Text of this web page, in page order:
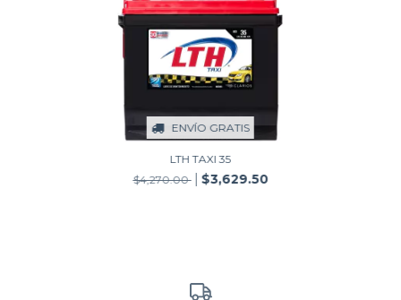
ENVÍO GRATIS
LTH TAXI 35
$4,270.00
$3,629.50